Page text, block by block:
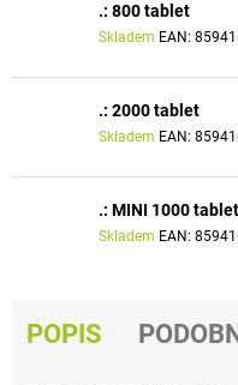
.: 800 tablet
Skladem EAN:
.: 2000 tablet
Skladem EAN:
.: MINI 1000 tablet
Skladem EAN:
POPIS
MAGNESIUM
-
DÁVEK